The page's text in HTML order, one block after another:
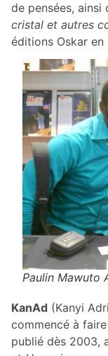
de pensées, ainsi
cristal et autres
éditions Oskar en
Paulin Mawuto
KanAd (Kanyi
commencé à
publié dès 2003,